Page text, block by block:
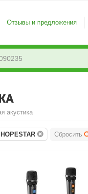
Отзывы и предложения
акустика
HOPESTAR Сбросить